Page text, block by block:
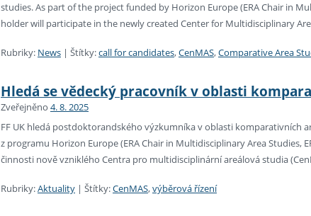
studies. As part of the project funded by Horizon Europe (ERA Chair in
holder will participate in the newly created Center for Multidisciplinary
Rubriky: News | Štítky:call for candidates,CenMAS,Comparative Area
Hledá se vědecký pracovník v oblasti
Zveřejněno 4. 8. 2025
FF UK hledá postdoktorandského výzkumníka v oblasti komparativních
z programu Horizon Europe (ERA Chair in Multidisciplinary Area Studies,
činnosti nově vzniklého Centra pro multidisciplinární areálová studia
Rubriky:Aktuality | Štítky:CenMAS,výběrová řízení